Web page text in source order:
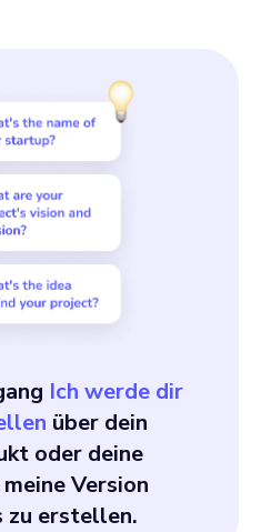
Ich werde dir
über dein
oder deine
Version
zu erstellen.